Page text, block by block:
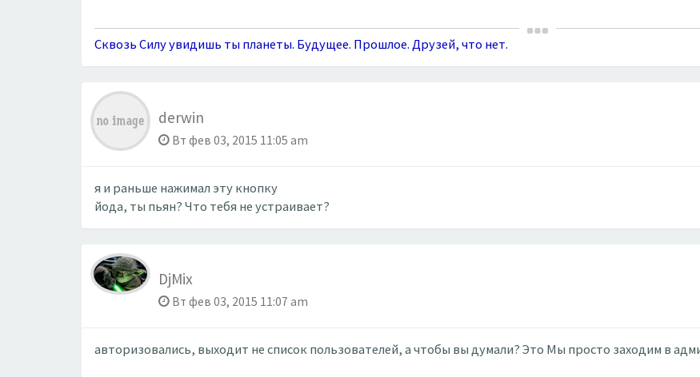
Сквозь Силу увидишь ты планеты. Будущее. Прошлое. Друзей, что нет.
derwin
Вт фев 03, 2015 11:05 am
я и раньше нажимал эту кнопку
йода, ты пьян? Что тебя не устраивает?
DjMix
Вт фев 03, 2015 11:07 am
авторизовались, выходит не список пользователей, а чтобы вы думали? Это Мы просто заходим в